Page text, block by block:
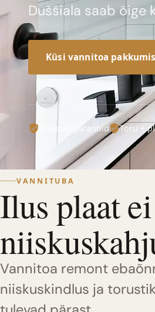
Duššiala saab õige
Küsi vannitoa
3 aastat garantiid Toru +
VANNITUBA
Ilus plaat
Vannitoa remont
niiskuskindlus ja